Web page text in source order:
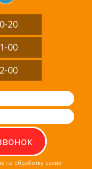
20
00
00
на обработку своих